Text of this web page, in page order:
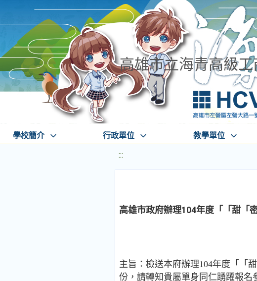
高雄市立海青高級
學校簡介 行政單位 教學單位
:::
高雄市政府辦理104年度「「甜「
主旨：檢送本府辦理104年度「「
份，請轉知貴屬單身同仁踴躍報名